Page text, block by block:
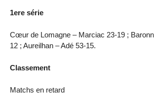
1ere série
Cœur de Lomagne – Marciac 23-19 ;
12 ; Aureilhan – Adé 53-15.
Classement
Matchs en retard